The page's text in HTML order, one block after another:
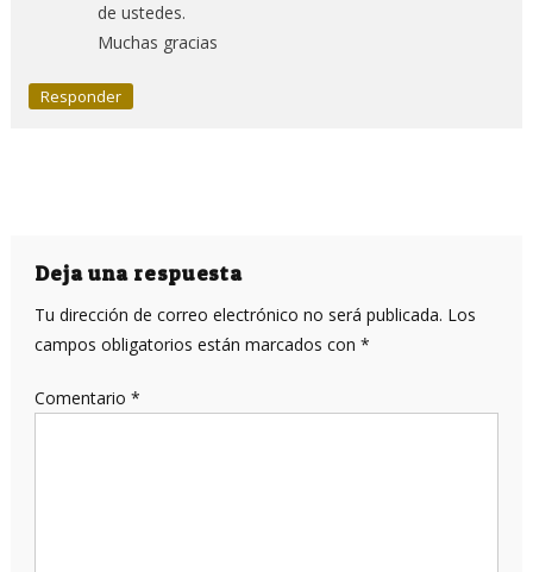
de ustedes.
Muchas gracias
Responder
Deja una respuesta
Tu dirección de correo electrónico no será publicada. Los
campos obligatorios están marcados con *
Comentario *